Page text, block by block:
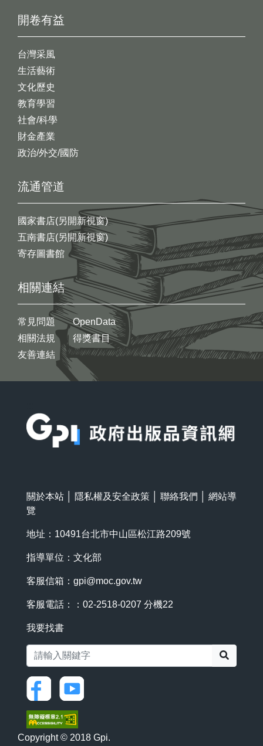
開卷有益
台灣采風
生活藝術
文化歷史
教育學習
社會/科學
財金產業
政治/外交/國防
流通管道
國家書店(另開新視窗)
五南書店(另開新視窗)
寄存圖書館
相關連結
常見問題
相關法規
友善連結
OpenData
得獎書目
關於本站 隱私權及安全政策 聯絡我們
網站導
覽
地址：10491台北市中山區松江路209號
指導單位：文化部
客服信箱： gpi@moc.gov.tw
客服電話：：02-2518-0207 分機22
我要找書
Copyright © 2018 Gpi.